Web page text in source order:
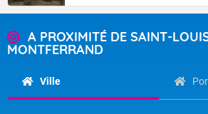
A PROXIMITÉ DE SAINT-
MONTFERRAND
Ville